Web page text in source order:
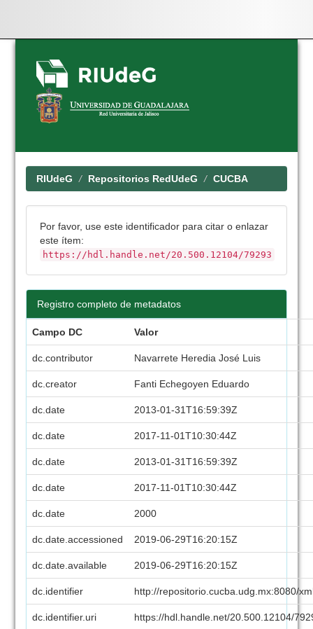
Skip
navigation
RIUdeG Repositorios RedUdeG CUCBA
Por favor, use este identificador para citar o enlazar
este ítem:
https://hdl.handle.net/20.500.12104/79293
Registro completo de metadatos
Campo DC Valor
dc.contributor Navarrete Heredia José Luis
dc.creator Fanti Echegoyen Eduardo
dc.date 2013-01-31T16:59:39Z
dc.date 2017-11-01T10:30:44Z
dc.date 2013-01-31T16:59:39Z
dc.date 2017-11-01T10:30:44Z
dc.date 2000
dc.date.accessioned 2019-06-29T16:20:15Z
dc.date.available 2019-06-29T16:20:15Z
dc.identifier http://repositorio.cucba.udg.mx:8080/
dc.identifier.uri https://hdl.handle.net/20.500.12104/